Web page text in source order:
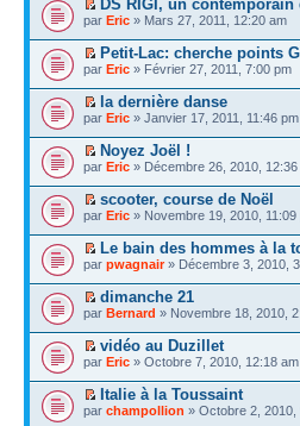
DS RIGI, un
par Eric » Mars 27, 2011, 12:20 am
Petit-Lac: cherche points
par Eric » Février 27, 2011, 7:00 pm
la dernière danse
par Eric » Janvier 17, 2011, 11:46 pm
Noyez Joël !
par Eric » Décembre 26, 2010, 12:36
scooter, course de Noël
par Eric » Novembre 19, 2010, 11:09
Le bain des hommes à la
par pwagnair» Décembre 3, 2010,
dimanche 21
par Bernard » Novembre 18, 2010,
vidéo au Duzillet
par Eric » Octobre 7, 2010, 12:18 am
Italie à la Toussaint
par champollion » Octobre 2, 2010,